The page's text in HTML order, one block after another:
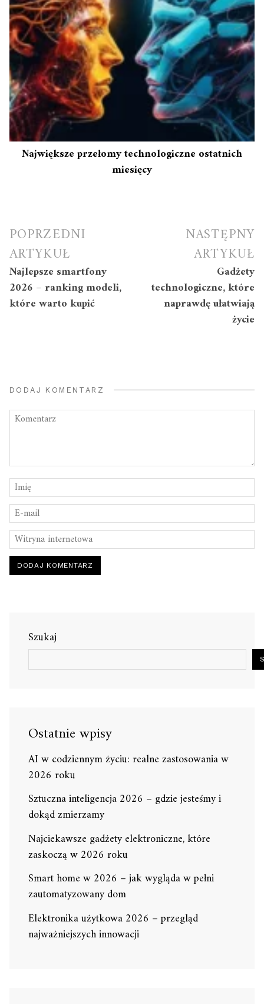
Największe przełomy technologiczne ostatnich
miesięcy
Nawigacja
wpisu
POPRZEDNI
ARTYKUŁ
Najlepsze smartfony
2026 – ranking modeli,
które warto kupić
NASTĘPNY
ARTYKUŁ
Gadżety
technologiczne, które
naprawdę ułatwiają
życie
DODAJ KOMENTARZ
Szukaj
Ostatnie wpisy
AI w codziennym życiu: realne zastosowania w
2026 roku
Sztuczna inteligencja 2026 – gdzie jesteśmy i
dokąd zmierzamy
Najciekawsze gadżety elektroniczne, które
zaskoczą w 2026 roku
Smart home w 2026 – jak wygląda w pełni
zautomatyzowany dom
Elektronika użytkowa 2026 – przegląd
najważniejszych innowacji